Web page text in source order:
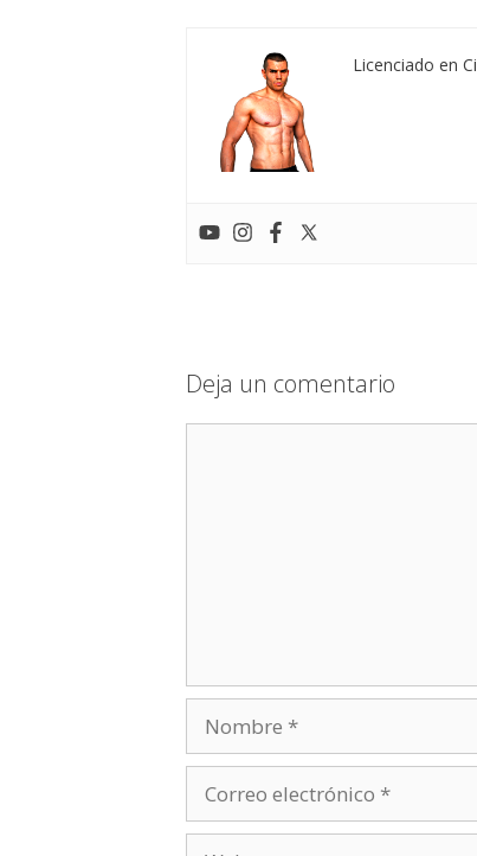
Licenciado en
Deja un comentario